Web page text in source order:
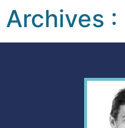
Archives :